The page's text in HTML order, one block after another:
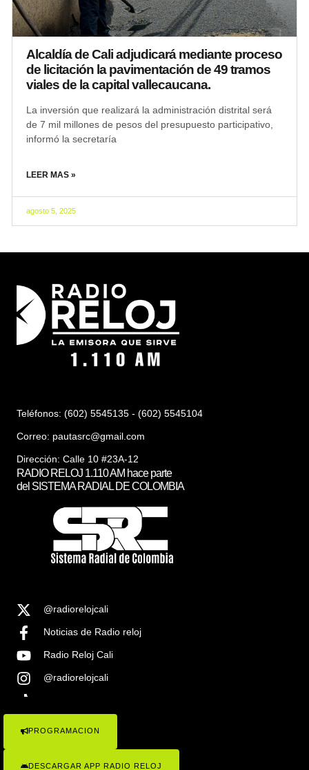
Alcaldía de Cali adjudicará mediante proceso
de licitación la pavimentación de 49 tramos
viales de la capital vallecaucana.
La inversión que realizará la administración distrital será
de 7 mil millones de pesos del presupuesto participativo,
informó la secretaría
LEER MAS »
agosto 5, 2025
Teléfonos: (602) 5545135 - (602) 5545104
Correo: pautasrc@gmail.com
Dirección: Calle 10 #23A-12
RADIO RELOJ 1.110 AM hace parte
del SISTEMA RADIAL DE COLOMBIA
@radiorelojcali
Noticias de Radio reloj
Radio Reloj Cali
@radiorelojcali
COPYRIGHT © 2023 RADIO RELOJ 1.1100AM , TODOS LOS
PROGRAMACION
DESCARGAR APP RADIO RELOJ